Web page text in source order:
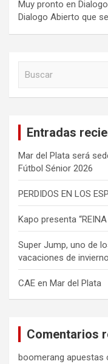
Muy pronto en Dialogo
Dialogo Abierto que
Entradas
Mar del Plata será
Fútbol Sénior 2026
PERDIDOS EN LOS
Kapo presenta
Super Jump, uno de
vacaciones de invierno
CAE en Mar del Plata
Comentarios
boomerang apuestas